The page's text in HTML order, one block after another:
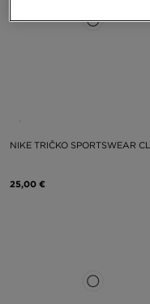
NIKE TRIČKO SPORTSWEAR
25,00 €